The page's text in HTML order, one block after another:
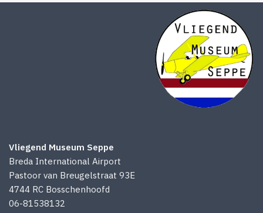
Vliegend Museum Seppe
Breda International Airport
Pastoor van Breugelstraat 93E
4744 RC Bosschenhoofd
06-81538132